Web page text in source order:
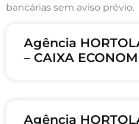
bancárias sem aviso prévio.
Agência
– CAIXA
Agência